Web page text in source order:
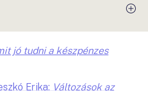
jó tudni a készpénzes
Erika: Változások az